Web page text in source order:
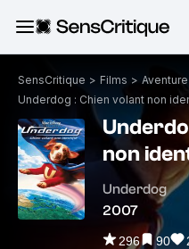
SensCritique > Films > Aventure
Underdog : Chien volant non
non
Underdog
2007
296 90